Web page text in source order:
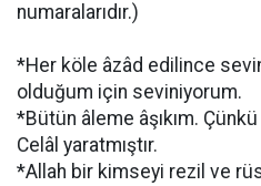
numaralarıdır.)
*Her köle âzâd edilince
olduğum için seviniyorum.
*Bütün âleme âşıkım.
Celâl yaratmıştır.
*Allah bir kimseyi rezil ve